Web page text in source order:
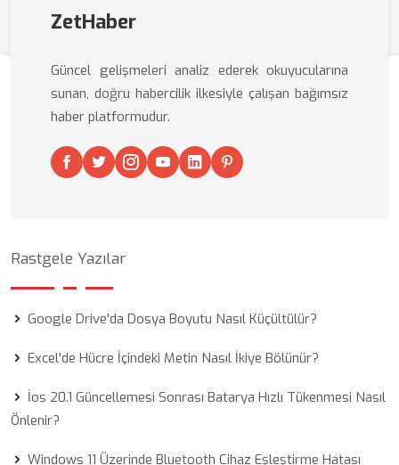
ZetHaber
Güncel gelişmeleri analiz ederek okuyucularına
sunan, doğru habercilik ilkesiyle çalışan bağımsız
haber platformudur.
Rastgele Yazılar
Google Drive'da Dosya Boyutu Nasıl Küçültülür?
Excel'de Hücre İçindeki Metin Nasıl İkiye Bölünür?
İos 20.1 Güncellemesi Sonrası Batarya Hızlı Tükenmesi Nasıl
Önlenir?
Windows 11 Üzerinde Bluetooth Cihaz Eşleştirme Hatası